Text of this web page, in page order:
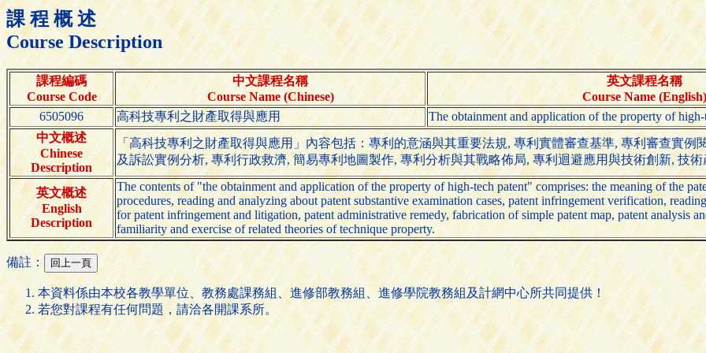
課 程 概 述
Course Description
課程編碼
Course Code
中文課程名稱
Course Name (Chinese)
英文課程名稱
Course Name (English)
6505096
高科技專利之財產取得與應用
The obtainment and application of the property of high-
中文概述
Chinese
Description
「高科技專利之財產取得與應用」內容包括：專利的意涵與其重要法規, 專利實體審查基準, 專利審查實
及訴訟實例分析, 專利行政救濟, 簡易專利地圖製作, 專利分析與其戰略佈局, 專利迴避應用與技術創新, 技
英文概述
English
Description
The contents of "the obtainment and application of the property of high-tech patent" comprises: the meaning of the
procedures, reading and analyzing about patent substantive examination cases, patent infringement verification,
for patent infringement and litigation, patent administrative remedy, fabrication of simple patent map, patent analysis
familiarity and exercise of related theories of technique property.
備註：
本資料係由本校各教學單位、教務處課務組、進修部教務組、進修學院教務組及計網中心所共同提供！
若您對課程有任何問題，請洽各開課系所。